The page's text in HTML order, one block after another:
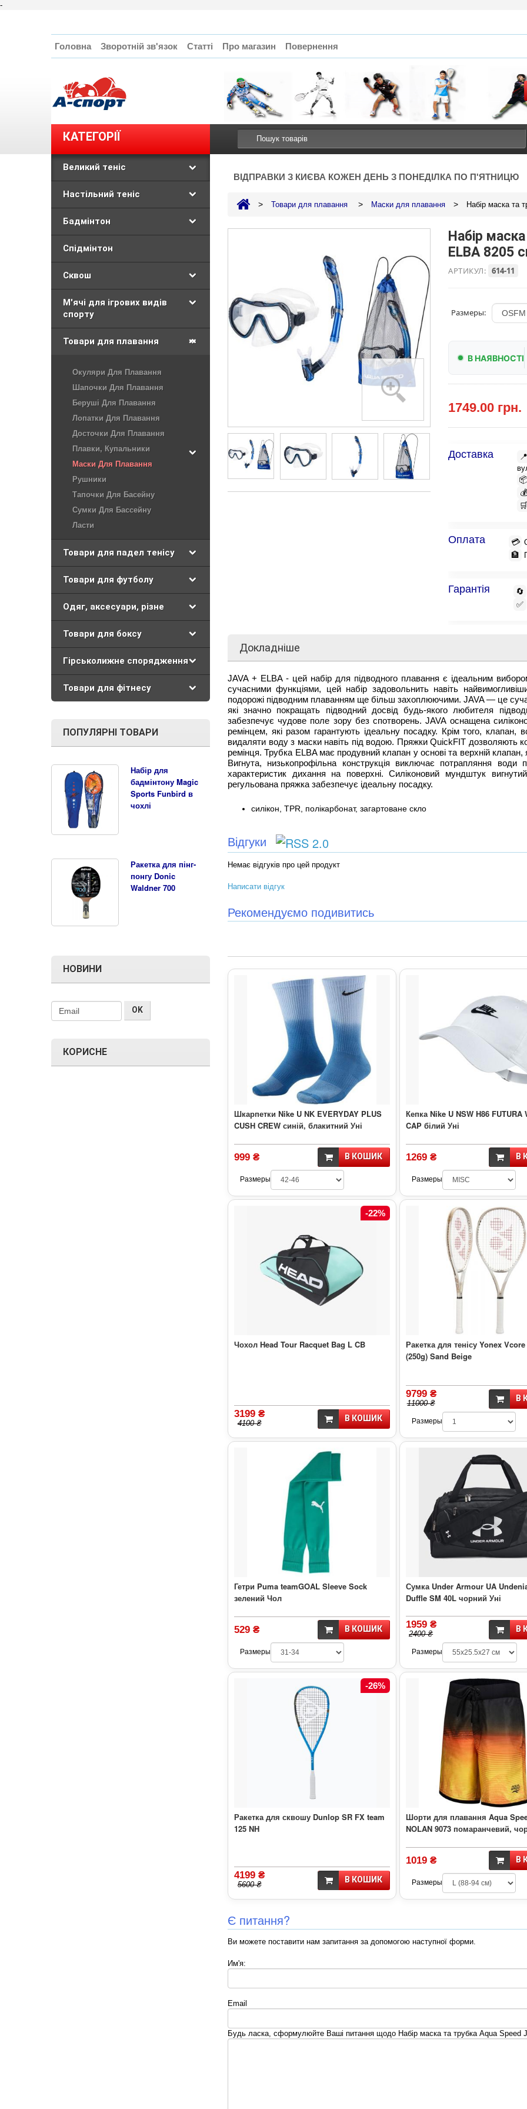
-
Головна Зворотній зв'язок Статті Про магазин Повернення
КАТЕГОРІЇ
Великий теніс
Настільний теніс
Бадмінтон
Спідмінтон
Сквош
М'ячі для ігрових видів
спорту
Товари для плавання
Окуляри Для Плавання
Шапочки Для Плавання
Беруші Для Плавання
Лопатки Для Плавання
Досточки Для Плавання
Плавки, Купальники
Маски Для Плавання
Рушники
Тапочки Для Басейну
Сумки Для Бассейну
Ласти
Товари для падел тенісу
Товари для футболу
Одяг, аксесуари, різне
Товари для боксу
Гірськолижне спорядження
Товари для фітнесу
ПОПУЛЯРНІ ТОВАРИ
Набір для
бадмінтону Magic
Sports Funbird в
чохлі
Ракетка для пінг-
понгу Donic
Waldner 700
НОВИНИ
КОРИСНЕ
ВІДПРАВКИ З КИЄВА КОЖЕН ДЕНЬ З ПОНЕДІЛКА ПО П'ЯТНИЦЮ
> Товари для плавання > Маски для плавання > Набір маска та
Набір
ELBA 8205
АРТИКУЛ: 614-11
Размеры:
В НАЯВНОСТІ
1749.00 грн.
Доставка 📍
💰
🛒
Оплата 💳
🏦
Гарантія
🔄
✅
Докладніше
JAVA + ELBA - цей набір для підводного плавання є ідеальним
сучасними функціями, цей набір задовольнить навіть
подорожі підводним плаванням ще більш захоплюючими. JAVA — це
які значно покращать підводний досвід будь-якого любителя
забезпечує чудове поле зору без спотворень. JAVA оснащена
ремінцем, які разом гарантують ідеальну посадку. Крім того, клапан,
видаляти воду з маски навіть під водою. Пряжки QuickFIT дозволяють
ремінця. Трубка ELBA має продувний клапан у основі та верхній
Вигнута, низькопрофільна конструкція виключає потрапляння
характеристик дихання на поверхні. Силіконовий мундштук
регульована пряжка забезпечує ідеальну посадку.
силікон, TPR, полікарбонат, загартоване скло
Відгуки
Немає відгуків про цей продукт
Написати відгук
Рекомендуємо подивитись
Шкарпетки Nike U NK EVERYDAY PLUS
CUSH CREW синій, блакитний Уні
999 ₴ В КОШИК
Размеры
Кепка Nike U NSW H86 FUTURA
CAP білий Уні
1269 ₴ В
Размеры
-22%
Чохол Head Tour Racquet Bag L CB
3199 ₴
4100 ₴
В КОШИК
Ракетка для тенісу Yonex
(250g) Sand Beige
9799 ₴
11000 ₴
В
Размеры
Гетри Puma teamGOAL Sleeve Sock
зелений Чол
529 ₴ В КОШИК
Размеры
Сумка Under Armour UA
Duffle SM 40L чорний Уні
1959 ₴
2400 ₴
В
Размеры
-26%
Ракетка для сквошу Dunlop SR FX team
125 NH
4199 ₴
5600 ₴
В КОШИК
Шорти для плавання Aqua
NOLAN 9073 помаранчевий,
1019 ₴ В
Размеры
Є питання?
Ви можете поставити нам запитання за допомогою наступної форми.
Им'я:
Email
Будь ласка, сформулюйте Ваші питання щодо Набір маска та трубка Aqua Speed